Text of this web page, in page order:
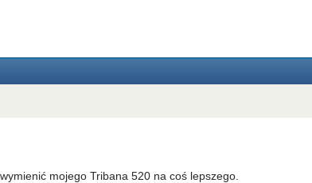
mojego Tribana 520 na coś lepszego.